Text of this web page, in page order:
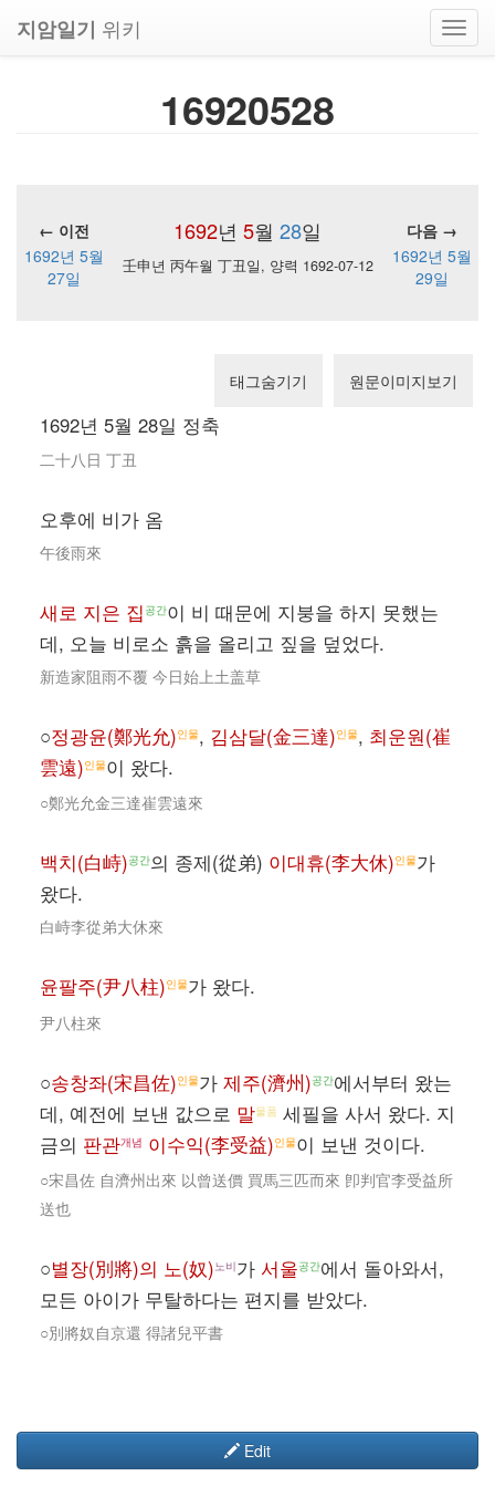
지암일기 위키
16920528
1692년 5월 28일
← 이전
다음 →
1692년 5월
27일
壬申년 丙午월 丁丑일, 양력 1692-07-12
1692년 5월
29일
태그숨기기 원문이미지보기
1692년 5월 28일 정축
二十八日 丁丑
오후에 비가 옴
午後雨來
새로 지은 집 공간이 비 때문에 지붕을 하지 못했는
데, 오늘 비로소 흙을 올리고 짚을 덮었다.
新造家阻雨不覆 今日始上土盖草
○정광윤(鄭光允)인물, 김삼달(金三達)인물, 최운원(崔
雲遠)인물이 왔다.
○鄭光允金三達崔雲遠來
백치(白峙)공간의 종제(從弟) 이대휴(李大休)인물가
왔다.
白峙李從弟大休來
윤팔주(尹八柱)인물가 왔다.
尹八柱來
○송창좌(宋昌佐)인물가 제주(濟州)공간에서부터 왔는
데, 예전에 보낸 값으로 말물품 세필을 사서 왔다. 지
금의 판관개념 이수익(李受益)인물이 보낸 것이다.
○宋昌佐 自濟州出來 以曾送價 買馬三匹而來 卽判官李受益所
送也
○별장(別將)의 노(奴)노비가 서울공간에서 돌아와서,
모든 아이가 무탈하다는 편지를 받았다.
○別將奴自京還 得諸兒平書
Edit